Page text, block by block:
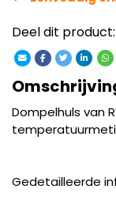
Deel dit product:
Dompelhuls van
Gedetailleerde